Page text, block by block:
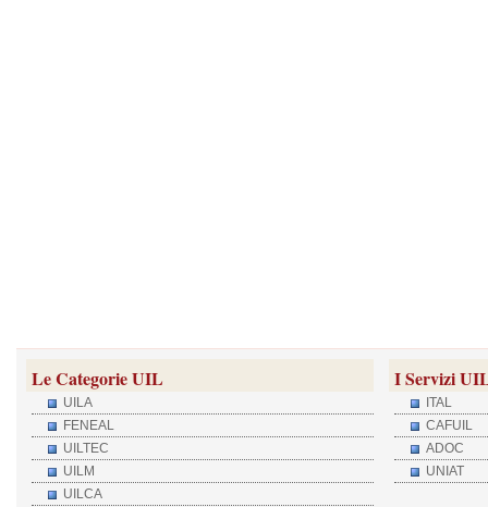
Le Categorie UIL
UILA
FENEAL
UILTEC
UILM
UILCA
I Servizi
ITAL
CAFUIL
ADOC
UNIAT